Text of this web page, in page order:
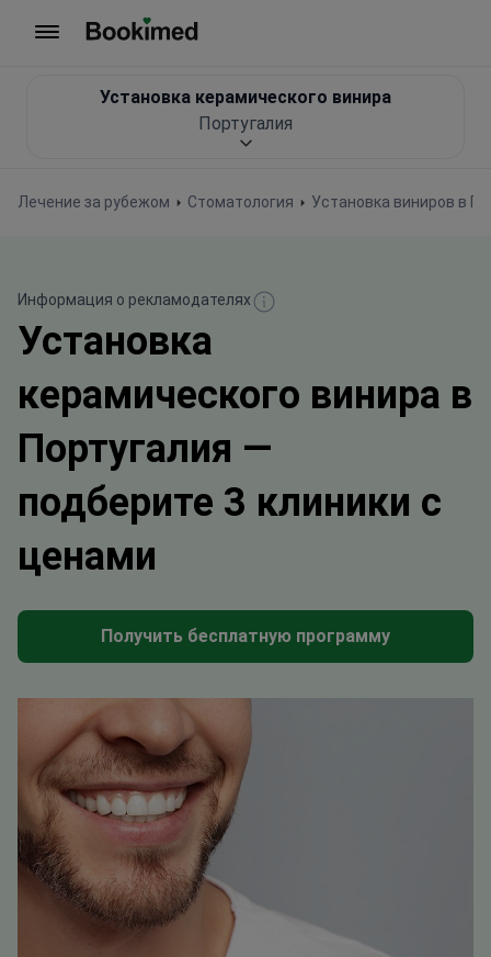
Лечение за рубежом Стоматология Установка виниров в
Установка керамического винира
Португалия
Информация о рекламодателях
Установка
керамического винира в
Португалия —
подберите 3 клиники с
ценами
Получить бесплатную программу